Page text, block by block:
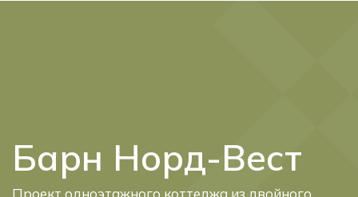
профилированного бруса в классическом стиле